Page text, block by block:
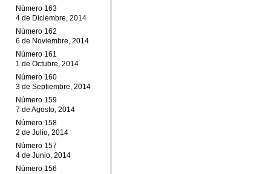
Número 163
4 de Diciembre, 2014
Número 162
6 de Noviembre, 2014
Número 161
1 de Octubre, 2014
Número 160
3 de Septiembre, 2014
Número 159
7 de Agosto, 2014
Número 158
2 de Julio, 2014
Número 157
4 de Junio, 2014
Número 156